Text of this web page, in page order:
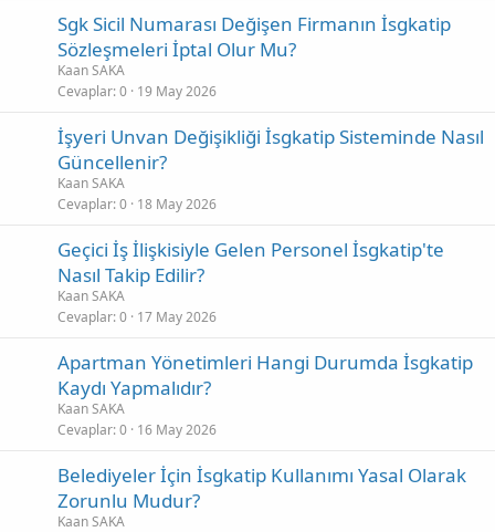
Sgk Sicil Numarası Değişen Firmanın İsgkatip
Sözleşmeleri İptal Olur Mu?
Kaan SAKA
Cevaplar 0 19 May 2026
İşyeri Unvan Değişikliği İsgkatip Sisteminde Nasıl
Güncellenir?
Kaan SAKA
Cevaplar 0 18 May 2026
Geçici İş İlişkisiyle Gelen Personel İsgkatip'te
Nasıl Takip Edilir?
Kaan SAKA
Cevaplar 0 17 May 2026
Apartman Yönetimleri Hangi Durumda İsgkatip
Kaydı Yapmalıdır?
Kaan SAKA
Cevaplar 0 16 May 2026
Belediyeler İçin İsgkatip Kullanımı Yasal Olarak
Zorunlu Mudur?
Kaan SAKA